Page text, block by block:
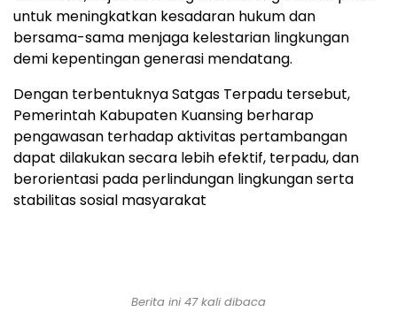
untuk meningkatkan kesadaran hukum dan
bersama-sama menjaga kelestarian lingkungan
demi kepentingan generasi mendatang.
Dengan terbentuknya Satgas Terpadu tersebut,
Pemerintah Kabupaten Kuansing berharap
pengawasan terhadap aktivitas pertambangan
dapat dilakukan secara lebih efektif, terpadu, dan
berorientasi pada perlindungan lingkungan serta
stabilitas sosial masyarakat
Berita ini 47 kali dibaca